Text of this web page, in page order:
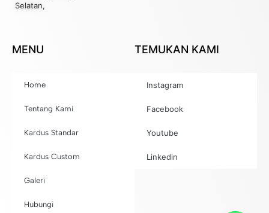
Selatan,
MENU
Home
Tentang Kami
Kardus Standar
Kardus Custom
Galeri
Hubungi
TEMUKAN KAMI
Instagram
Facebook
Youtube
Linkedin